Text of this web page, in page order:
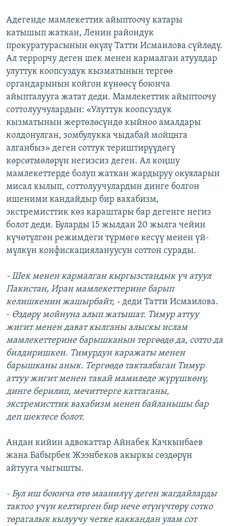
Адегенде мамлекеттик айыптоочу катары
катышып жаткан, Ленин райондук
прокуратурасынын өкүлү Татти Исмаилова сүйлөдү.
Ал террорчу деген шек менен кармалган атуулдар
улуттук коопсуздук кызматынын тергөө
органдарынын койгон күнөөсү боюнча
айыпталууга жатат деди. Мамлекеттик айыптоочу
соттолуучулардын: «Улуттук коопсуздук
кызматынын жертөлөсүндө кыйноо амалдары
колдонулган, зомбулукка чыдабай мойцнга
алганбыз» деген соттук териштирүүдөгү
көрсөтмөлөрүн негизсиз деген. Ал коңшу
мамлекеттерде болуп жаткан жардыруу окуяларын
мисал кылып, соттолуучулардын динге болгон
ишеними кандайдыр бир вахабизм,
экстремисттик көз караштары бар дегенге негиз
болот деди. Буларды 15 жылдан 20 жылга чейин
күчөтүлгөн режимдеги түрмөгө кесүү менен үй-
мүлкүн конфискациялануусун соттон сурады.
- Шек менен кармалган кыргызстандык үч атуул
Пакистан, Иран мамлекеттерине барып
келишкенин жашырбайт, - деди Татти Исмаилова.
- Өздөрү мойнуна алып жатышат. Тимур аттуу
жигит менен дават кылганы алыскы ислам
мамлекеттерине барышканын тергөөдө да, сотто да
билдиришкен. Тимурдун каражаты менен
барышканы анык. Тергөөдө такталбаган Тимур
аттуу жигит менен такай мамиледе жүрүшкөнү,
динге берилип, мечиттерге каттаганы,
экстремисттик вахабизм менен байланышы бар
деп шектесе болот.
Андан кийин адвокаттар Айнабек Качкынбаев
жана Бабырбек Жээнбеков акыркы сөздөрүн
айтууга чыгышты.
- Бул иш боюнча өтө маанилүү деген жагдайларды
тактоо үчүн келтирген бир нече өтүнүчтөрү сотко
төрагалык кылуучу четке каккандан улам сот